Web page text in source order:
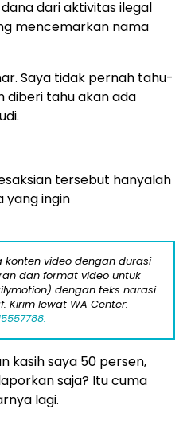
dari aktivitas ilegal
mencemarkan nama
Saya tidak pernah tahu-
diberi tahu akan ada
tersebut hanyalah
yang ingin
video dengan durasi
dan format video untuk
dengan teks narasi
Kirim lewat WA Center:
kasih saya 50 persen,
saja? Itu cuma
lagi.